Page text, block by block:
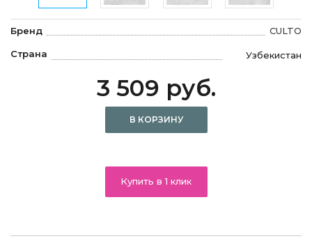
Бренд CULTO
Страна Узбекистан
3 509 руб.
В КОРЗИНУ
Купить в 1 клик